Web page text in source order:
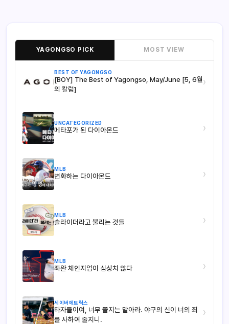
YAGONGSO PICK MOST VIEW
BEST OF YAGONGSO
[BOY] The Best of Yagongso, May/June [5, 6월
의 칼럼]
›
UNCATEGORIZED
메타포가 된 다이아몬드 ›
MLB
변화하는 다이아몬드 ›
MLB
슬라이더라고 불리는 것들 ›
MLB
좌완 체인지업이 심상치 않다 ›
세이버메트릭스
타자들이여, 너무 쫄지는 말아라. 야구의 신이 너의 죄
를 사하여 줄지니.
›